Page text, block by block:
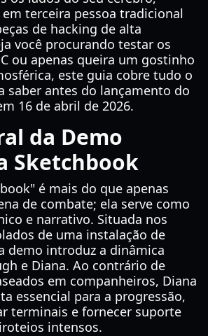
terceira pessoa tradicional
de hacking de alta
você procurando testar os
ou apenas queira um gostinho
este guia cobre tudo o
saber antes do lançamento do
16 de abril de 2026.
da Demo
Sketchbook
é mais do que apenas
de combate; ela serve como
e narrativo. Situada nos
de uma instalação de
demo introduz a dinâmica
e Diana. Ao contrário de
em companheiros, Diana
essencial para a progressão,
terminais e fornecer suporte
intensos.